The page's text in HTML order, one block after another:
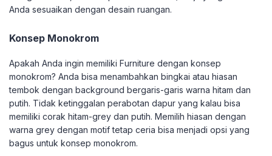
Anda sesuaikan dengan desain ruangan.
Konsep Monokrom
Apakah Anda ingin memiliki Furniture dengan konsep
monokrom? Anda bisa menambahkan bingkai atau hiasan
tembok dengan background bergaris-garis warna hitam dan
putih. Tidak ketinggalan perabotan dapur yang kalau bisa
memiliki corak hitam-grey dan putih. Memilih hiasan dengan
warna grey dengan motif tetap ceria bisa menjadi opsi yang
bagus untuk konsep monokrom.